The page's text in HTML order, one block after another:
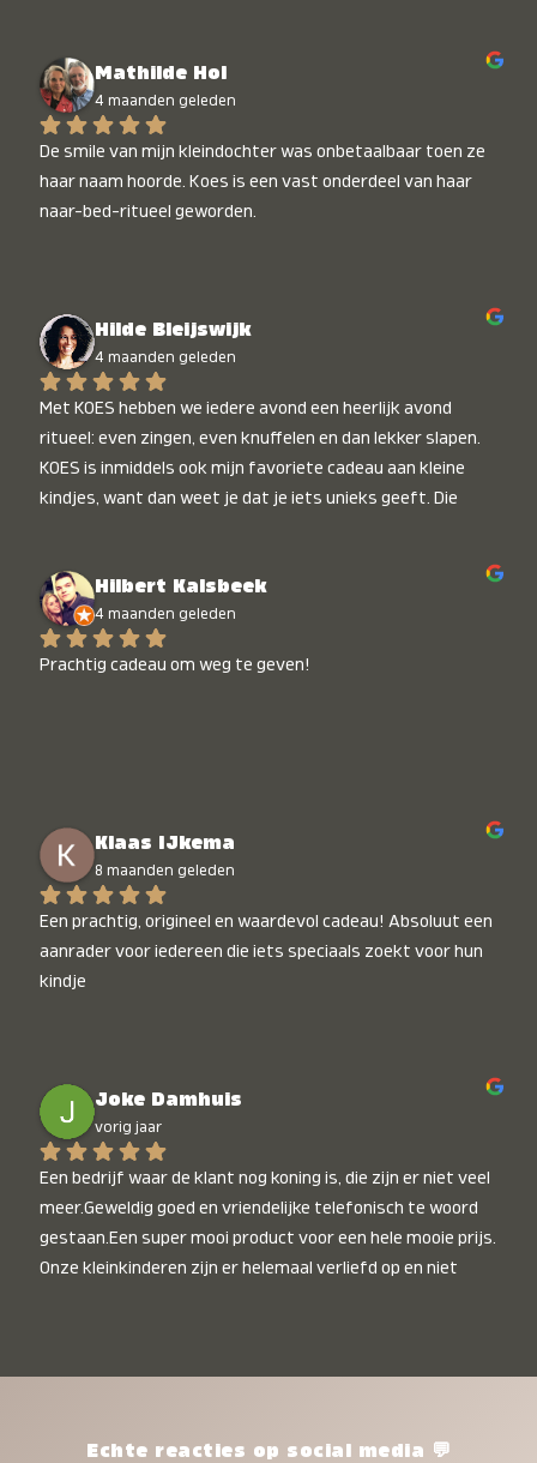
Mathilde Hol
4 maanden geleden
De smile van mijn kleindochter was onbetaalbaar toen ze
haar naam hoorde. Koes is een vast onderdeel van haar
naar-bed-ritueel geworden.
Hilde Bleijswijk
4 maanden geleden
Met KOES hebben we iedere avond een heerlijk avond
ritueel: even zingen, even knuffelen en dan lekker slapen.
KOES is inmiddels ook mijn favoriete cadeau aan kleine
kindjes, want dan weet je dat je iets unieks geeft. Die
Hilbert Kalsbeek
4 maanden geleden
Prachtig cadeau om weg te geven!
Klaas IJkema
8 maanden geleden
Een prachtig, origineel en waardevol cadeau! Absoluut een
aanrader voor iedereen die iets speciaals zoekt voor hun
kindje
Joke Damhuis
vorig jaar
Een bedrijf waar de klant nog koning is, die zijn er niet veel
meer.Geweldig goed en vriendelijke telefonisch te woord
gestaan.Een super mooi product voor een hele mooie prijs.
Onze kleinkinderen zijn er helemaal verliefd op en niet
het waard.Echte reacties op social media 💬